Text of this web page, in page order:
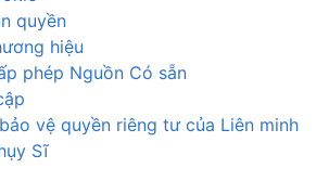
quyền
hiệu
phép Nguồn Có sẵn
vệ quyền riêng tư của Liên minh
Sĩ